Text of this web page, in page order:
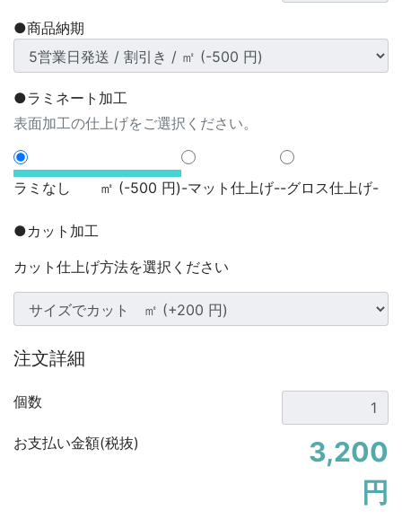
●商品納期
●ラミネート加工
表面加工の仕上げをご選択ください。
ラミなし ㎡ (-500 円)-マット仕上げ--グロス仕上げ-
●カット加工
カット仕上げ方法を選択ください
注文詳細
個数
お支払い金額(税抜)
3,200
円